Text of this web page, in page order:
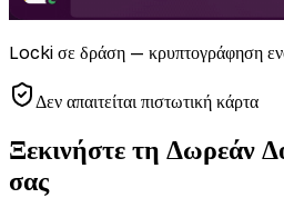
Locki σε δράση — κρυπτογράφηση
Δεν απαιτείται πιστωτική κάρτα
Ξεκινήστε τη Δωρεάν
σας